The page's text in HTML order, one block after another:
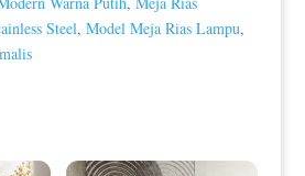
Steel, Model Meja Rias Lampu,